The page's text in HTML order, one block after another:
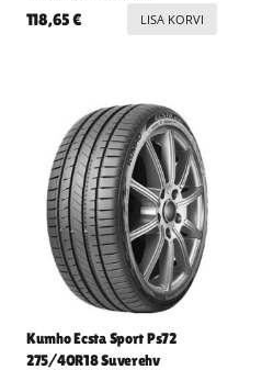
118,65€ LISA KORVI
Kumho Ecsta Sport Ps72
275/40R18 Suverehv